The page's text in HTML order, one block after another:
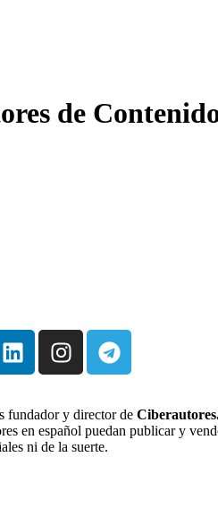
de
fundador y director de
en español puedan publicar y
ni de la suerte.